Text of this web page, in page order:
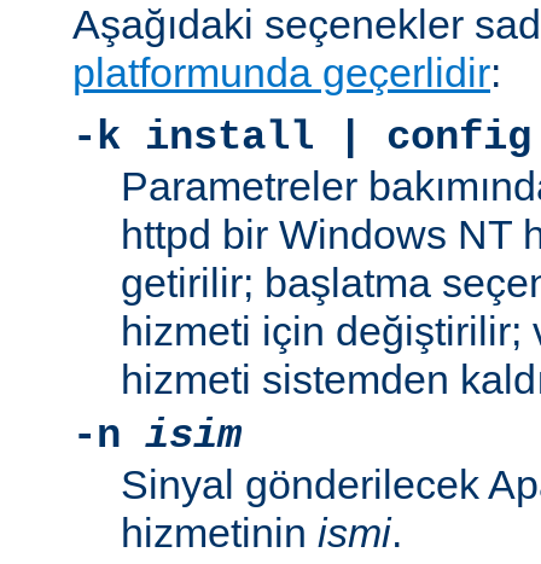
Aşağıdaki seçenekler
platformunda geçerlidir:
-k install |
Parametreler
httpd bir Windows NT
getirilir; başlatma
hizmeti için değiştirilir;
hizmeti sistemden
-n isim
Sinyal gönderilecek
hizmetinin ismi.